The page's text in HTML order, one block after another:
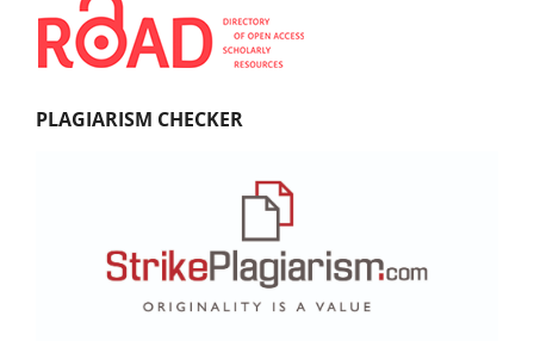
PLAGIARISM CHECKER